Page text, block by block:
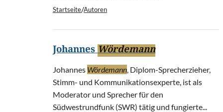
Startseite/Autoren
JohannesWördemann
Johannes Wördemann, Diplom-Sprecherzieher,
Stimm- und Kommunikationsexperte, ist als
Moderator und Sprecher für den
Südwestrundfunk (SWR) tätig und fungierte...